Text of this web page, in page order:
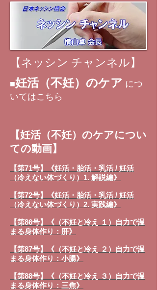
【ネッシン チャンネル】
■妊活（不妊）のケア につ
いてはこちら
【妊活（不妊）のケアについ
ての動画】
【第71号】《妊活・胎活・乳活 / 妊活
（冷えない体づくり）1. 解説編》
【第72号】《妊活・胎活・乳活 / 妊活
（冷えない体づくり）2. 実践編》
【第86号】《（不妊と冷え １）自力で温
まる身体作り：肝》
【第87号】《（不妊と冷え ２）自力で温
まる身体作り：小腸》
【第88号】《（不妊と冷え ３）自力で温
まる身体作り：三焦》